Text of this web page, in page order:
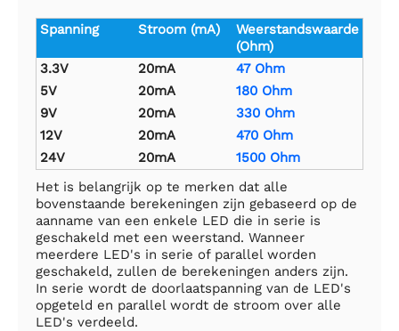
Spanning Stroom (mA)
Weerstandswaarde
(Ohm)
3.3V
20mA
47 Ohm
5V
20mA
180 Ohm
9V
20mA
330 Ohm
12V
20mA
470 Ohm
24V
20mA
1500 Ohm
Het is belangrijk op te merken dat alle
bovenstaande berekeningen zijn gebaseerd op de
aanname van een enkele LED die in serie is
geschakeld met een weerstand. Wanneer
meerdere LED's in serie of parallel worden
geschakeld, zullen de berekeningen anders zijn.
In serie wordt de doorlaatspanning van de LED's
opgeteld en parallel wordt de stroom over alle
LED's verdeeld.